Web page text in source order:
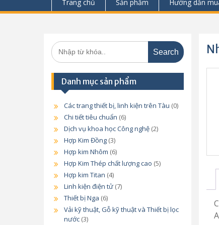
Trang chủ Sản phẩm Hướng dẫn
Search
for:
Danh mục sản phẩm
Các trang thiết bị, linh kiện trên Tàu (0)
Chi tiết tiêu chuẩn (6)
Dịch vụ khoa học Công nghệ (2)
Hợp Kim Đồng (3)
Hợp kim Nhôm (6)
Hợp Kim Thép chất lượng cao (5)
Hợp kim Titan (4)
Linh kiện điện tử (7)
Thiết bị Nga (6)
Vải kỹ thuật, Gỗ kỹ thuật và Thiết bị lọc
nước (3)